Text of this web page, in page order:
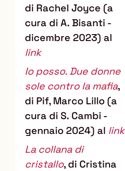
di Rachel Joyce (a
cura di A. Bisanti -
dicembre 2023) al
link
Io posso. Due donne
sole contro la mafia,
di Pif, Marco Lillo (a
cura di S. Cambi -
gennaio 2024) al link
La collana di
cristallo, di Cristina